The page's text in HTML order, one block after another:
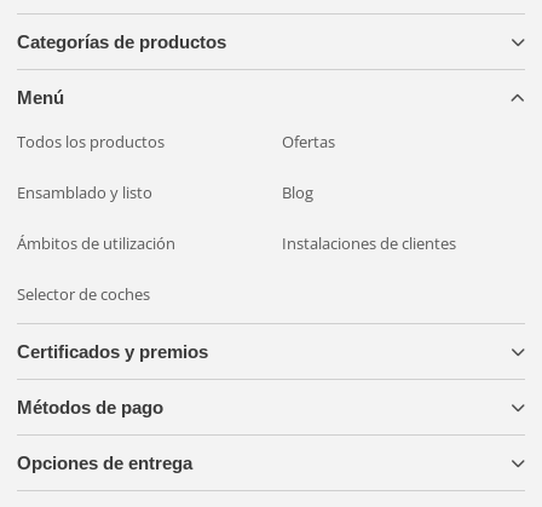
Categorías de productos
Menú
Todos los productos Ofertas
Ensamblado y listo Blog
Ámbitos de utilización Instalaciones de clientes
Selector de coches
Certificados y premios
Métodos de pago
Opciones de entrega